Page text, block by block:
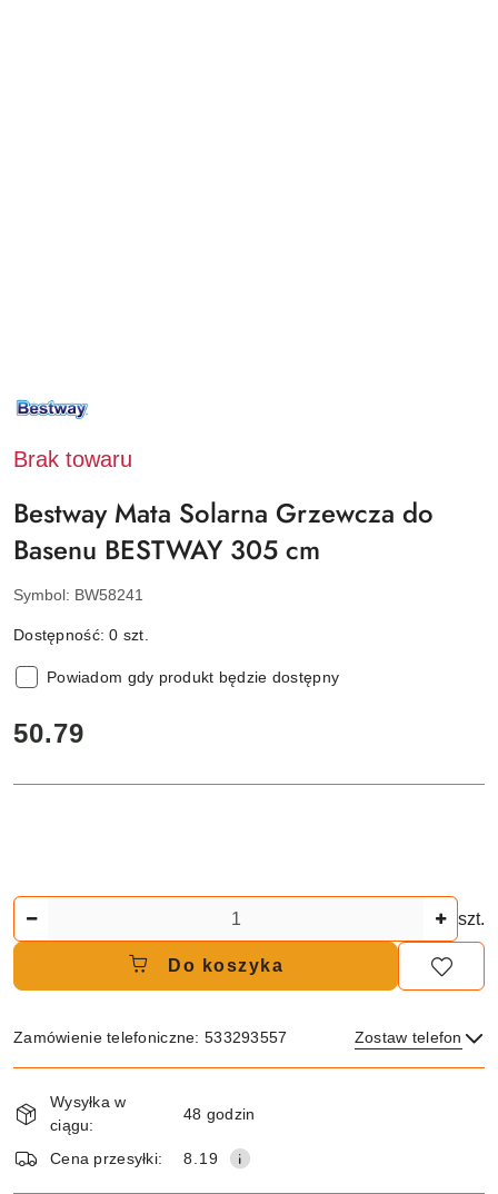
NAZWA
PRODUCENTA:
Brak towaru
Bestway Mata Solarna Grzewcza do
Basenu BESTWAY 305 cm
Symbol: BW58241
Dostępność:0 szt.
Powiadom gdy produkt będzie dostępny
cena:
50.79
szt.
Do koszyka
Zamówienie telefoniczne: 533293557 Zostaw telefon
i
dostawa
Wysyłka w
ciągu:
48 godzin
Cena przesyłki: 8.19